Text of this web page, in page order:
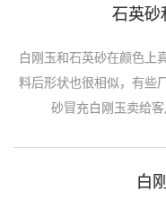
石英砂
白刚玉和石英砂在颜色上
料后形状也很相似，有些
砂冒充白刚玉卖给
白